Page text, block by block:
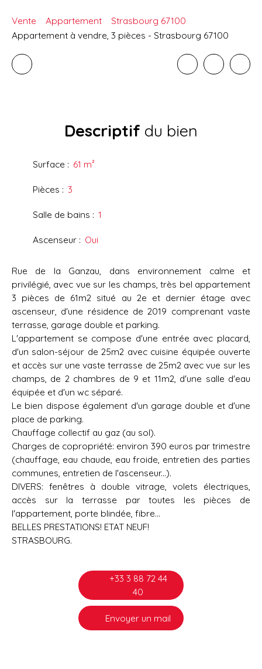
Vente Appartement
Strasbourg 67100
Appartement à vendre, 3 pièces - Strasbourg 67100
Descriptif du bien
Surface : 61 m²
Pièces : 3
Salle de bains : 1
Ascenseur : Oui
Rue de la Ganzau, dans environnement calme et
privilégié, avec vue sur les champs, très bel appartement
3 pièces de 61m2 situé au 2e et dernier étage avec
ascenseur, d'une résidence de 2019 comprenant vaste
terrasse, garage double et parking.
L'appartement se compose d'une entrée avec placard,
d'un salon-séjour de 25m2 avec cuisine équipée ouverte
et accès sur une vaste terrasse de 25m2 avec vue sur les
champs, de 2 chambres de 9 et 11m2, d'une salle d'eau
équipée et d'un wc séparé.
Le bien dispose également d'un garage double et d'une
place de parking.
Chauffage collectif au gaz (au sol).
Charges de copropriété: environ 390 euros par trimestre
(chauffage, eau chaude, eau froide, entretien des parties
communes, entretien de l'ascenseur...).
DIVERS: fenêtres à double vitrage, volets électriques,
accès sur la terrasse par toutes les pièces de
l'appartement, porte blindée, fibre...
BELLES PRESTATIONS! ETAT NEUF!
STRASBOURG.
+33 3 88 72 44
40
Envoyer un mail